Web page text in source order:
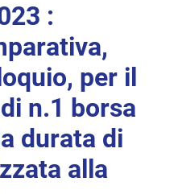
:
per il
n.1 borsa
durata di
alla